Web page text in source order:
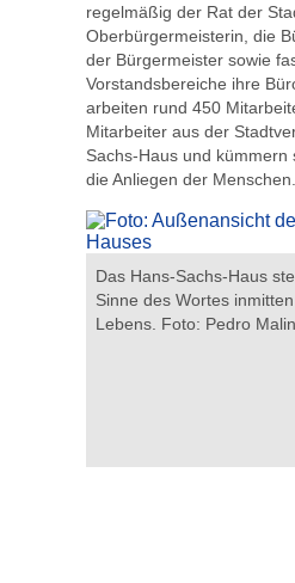
regelmäßig der Rat der
Oberbürgermeisterin, die
der Bürgermeister sowie
Vorstandsbereiche ihre
arbeiten rund 450
Mitarbeiter aus der
Sachs-Haus und kümmern
die Anliegen der Menschen.
Das Hans-Sachs-Haus
Sinne des Wortes
Lebens. Foto: Pedro